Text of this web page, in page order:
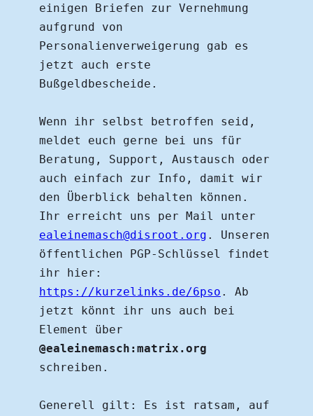
einigen Briefen zur Vernehmung
aufgrund von
Personalienverweigerung gab es
jetzt auch erste
Bußgeldbescheide.
Wenn ihr selbst betroffen seid,
meldet euch gerne bei uns für
Beratung, Support, Austausch oder
auch einfach zur Info, damit wir
den Überblick behalten können.
ealeinemasch@disroot.org . Unseren
öffentlichen PGP-Schlüssel findet
https://kurzelinks.de/6pso . Ab
jetzt könnt ihr uns auch bei
@ealeinemasch:matrix.org
schreiben.
Generell gilt: Es ist ratsam, auf